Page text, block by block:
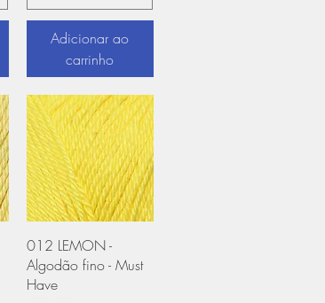
Adicionar ao
carrinho
Visualização rápida
012 LEMON -
Algodão fino - Must
Have